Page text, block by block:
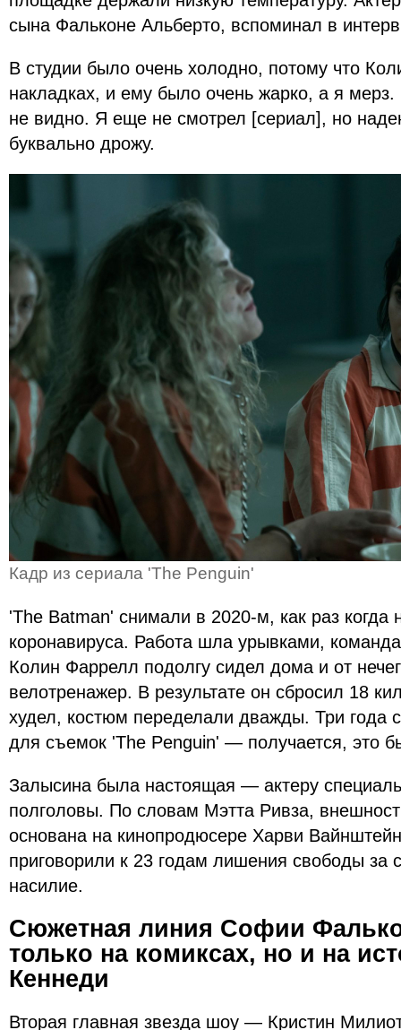
сына Фальконе Альберто, вспоминал в
В студии было очень холодно, потому что
накладках, и ему было очень жарко, а я
не видно. Я еще не смотрел [сериал], но
буквально дрожу.
Кадр из сериала 'The Penguin'
'The Batman' снимали в 2020-м, как раз когда
коронавируса. Работа шла урывками,
Колин Фаррелл подолгу сидел дома и от
велотренажер. В результате он сбросил 18
худел, костюм переделали дважды. Три года
для съемок 'The Penguin' — получается, это
Залысина была настоящая — актеру
полголовы. По словам Мэтта Ривза,
основана на кинопродюсере Харви
приговорили к 23 годам лишения свободы за
насилие.
Сюжетная линия Софии
только на комиксах, но и на
Кеннеди
Вторая главная звезда шоу — Кристин